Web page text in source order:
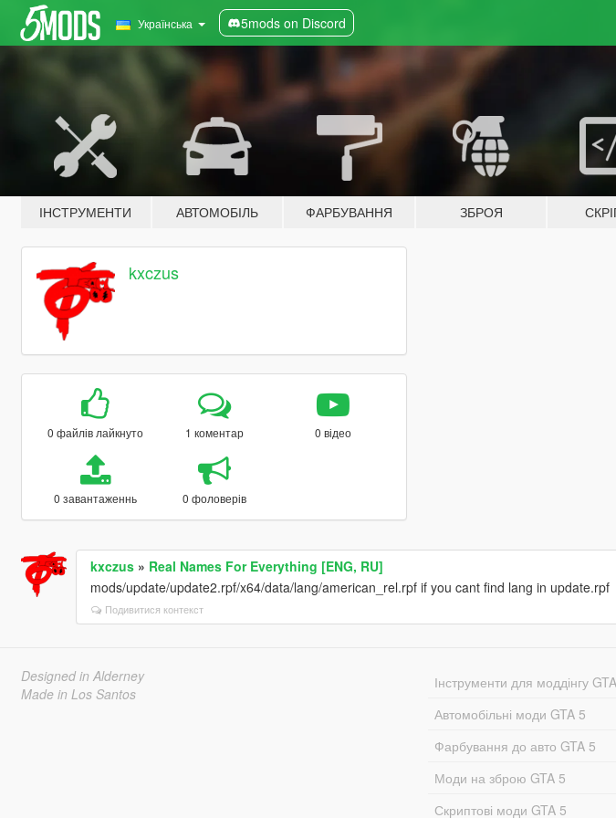
Українська 5mods on Discord
ІНСТРУМЕНТИ АВТОМОБІЛЬ ФАРБУВАННЯ ЗБРОЯ
kxczus
0 файлів лайкнуто 1 коментар 0 відео
0 завантаженнь 0 фоловерів
kxczus» Real Names For Everything [ENG, RU]
mods/update/update2.rpf/x64/data/lang/american_rel.rpf if you cant find lang in update.rpf
Подивитися контекст
Designed in Alderney
Made in Los Santos
Інструменти для моддінгу
Автомобільні моди GTA 5
Фарбування до авто GTA 5
Моди на зброю GTA 5
Скриптові моди GTA 5